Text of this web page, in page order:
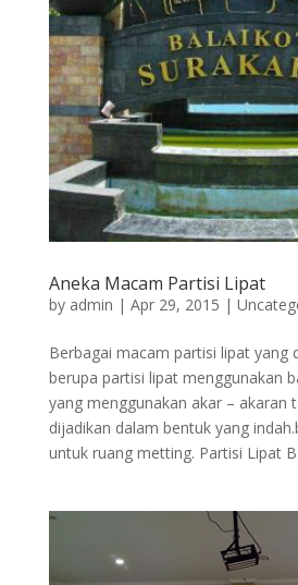
Aneka Macam Partisi Lipat
by admin | Apr 29, 2015 |
Berbagai macam partisi lipat yang
berupa partisi lipat menggunakan
yang menggunakan akar – akaran
dijadikan dalam bentuk yang
untuk ruang metting. Partisi Lipat